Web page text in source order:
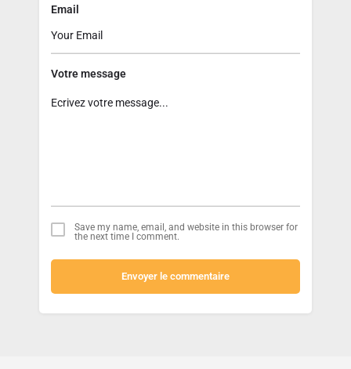
Email
Votre message
Save my name, email, and website in this browser for
the next time I comment.
Envoyer le commentaire